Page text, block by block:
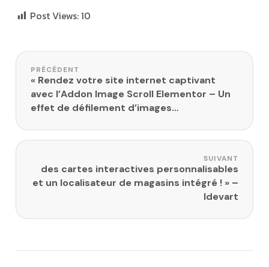
Post Views:10
Navigation de l’article
PRÉCÉDENT
« Rendez votre site internet captivant
avec l’Addon Image Scroll Elementor – Un
effet de défilement d’images
SUIVANT
des cartes interactives personnalisables
et un localisateur de magasins intégré ! » –
Idevart